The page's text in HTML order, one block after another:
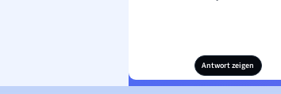
Antwort zeigen